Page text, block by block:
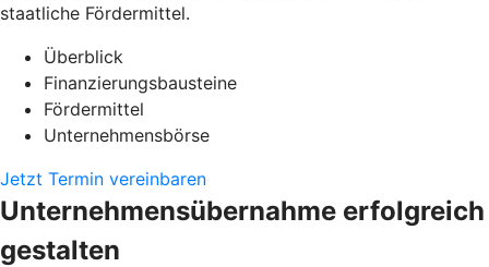
staatliche Fördermittel.
Überblick
Finanzierungsbausteine
Fördermittel
Unternehmensbörse
Jetzt Termin vereinbaren
Unternehmensübernahme erfolgreich
gestalten